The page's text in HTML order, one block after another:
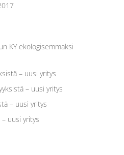
KY ekologisemmaksi
– uusi yritys
– uusi yritys
– uusi yritys
– uusi yritys